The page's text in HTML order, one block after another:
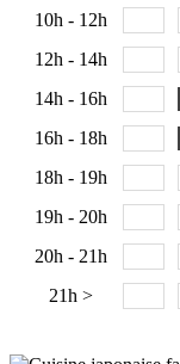
10h - 12h
12h - 14h
14h - 16h
16h - 18h
18h - 19h
19h - 20h
20h - 21h
21h >